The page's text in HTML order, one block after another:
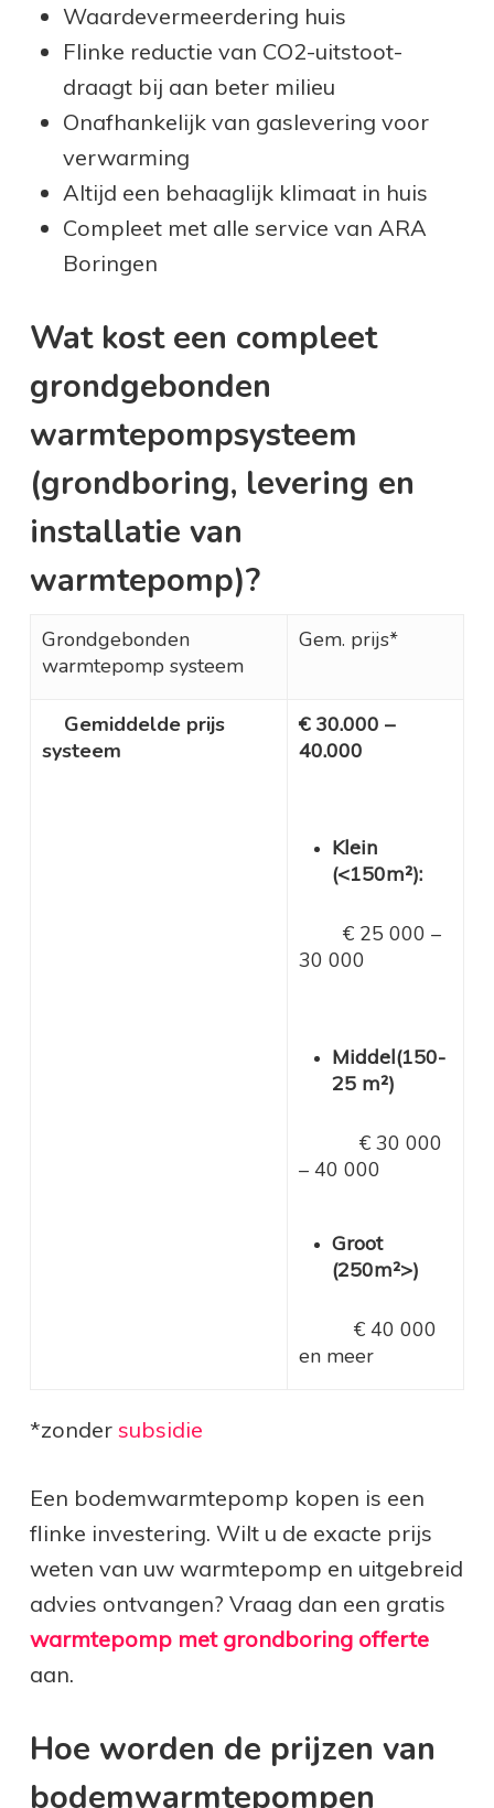
Waardevermeerdering huis
Flinke reductie van CO2-uitstoot-
draagt bij aan beter milieu
Onafhankelijk van gaslevering voor
verwarming
Altijd een behaaglijk klimaat in huis
Compleet met alle service van ARA
Boringen
Wat kost een compleet
grondgebonden
warmtepompsysteem
(grondboring, levering en
installatie van
warmtepomp)?
Grondgebonden
warmtepomp systeem
Gem. prijs*
Gemiddelde prijs
systeem
€ 30.000 –
40.000
Klein
(<150m²):
€ 25 000 –
30 000
Middel(150-
25 m²)
€ 30 000
– 40 000
Groot
(250m²>)
€ 40 000
en meer
*zonder subsidie
Een bodemwarmtepomp kopen is een
flinke investering. Wilt u de exacte prijs
weten van uw warmtepomp en uitgebreid
advies ontvangen? Vraag dan een gratis
warmtepomp met grondboring offerte
aan.
Hoe worden de prijzen van
bodemwarmtepompen